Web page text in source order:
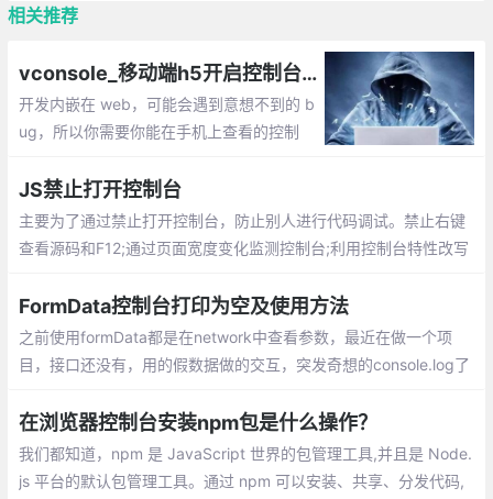
相关推荐
vconsole_移动端h5开启控制台的实现
开发内嵌在 web，可能会遇到意想不到的 b
ug，所以你需要你能在手机上查看的控制
只能使用移动版的chrome查看数据，兼容不
好，所以最近使用了vConsole 进行调试。
JS禁止打开控制台
主要为了通过禁止打开控制台，防止别人进行代码调试。禁止右键
查看源码和F12;通过页面宽度变化监测控制台;利用控制台特性改写
FormData控制台打印为空及使用方法
之前使用formData都是在network中查看参数，最近在做一个项
目，接口还没有，用的假数据做的交互，突发奇想的console.log了
在浏览器控制台安装npm包是什么操作？
我们都知道，npm 是 JavaScript 世界的包管理工具,并且是 Node.
js 平台的默认包管理工具。通过 npm 可以安装、共享、分发代码,